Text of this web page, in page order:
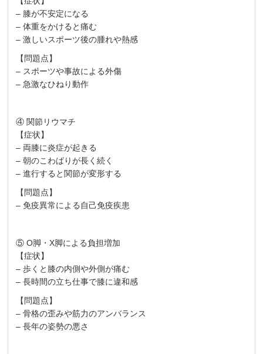
– 膝が不安定になる
– 体重をかけると痛む
– 激しいスポーツ後の腫れや熱感
【問題点】
– スポーツや事故による外傷
– 急激なひねり動作
④ 関節リウマチ
【症状】
– 両膝に炎症が起きる
– 朝のこわばりが長く続く
– 進行すると関節が変形する
【問題点】
– 免疫異常による自己免疫疾患
⑤ O脚・X脚による負担増加
【症状】
– 歩くと膝の内側や外側が痛む
– 長時間の立ち仕事で膝に違和感
【問題点】
– 骨格の歪みや筋力のアンバランス
– 長年の姿勢の悪さ